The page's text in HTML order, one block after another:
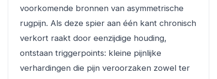
voorkomende bronnen van asymmetrische
rugpijn. Als deze spier aan één kant chronisch
verkort raakt door eenzijdige houding,
ontstaan triggerpoints: kleine pijnlijke
verhardingen die pijn veroorzaken zowel ter